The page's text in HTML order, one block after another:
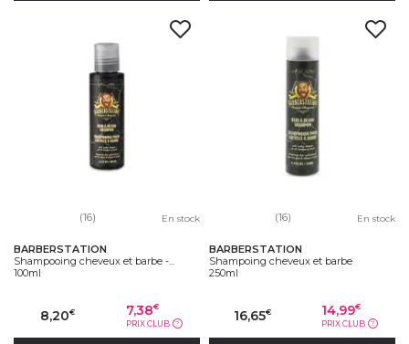
(16) En stock
BARBERSTATION
Shampooing cheveux et barbe -...
100ml
8,20€ 7,38€
PRIX CLUB ?
(16) En stock
BARBERSTATION
Shampoing cheveux et barbe
250ml
16,65€ 14,99€
PRIX CLUB ?